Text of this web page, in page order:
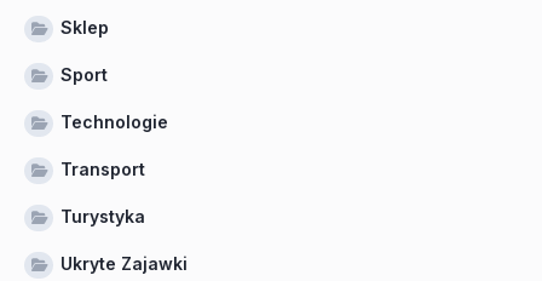
Sklep
Sport
Technologie
Transport
Turystyka
Ukryte Zajawki